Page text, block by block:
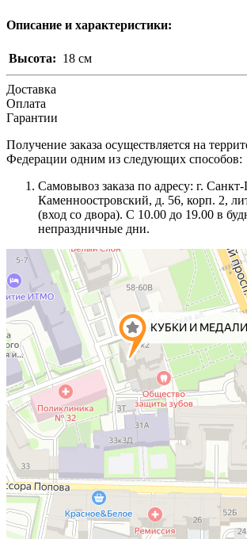
Описание и характеристики:
Высота: 18 см
Доставка
Оплата
Гарантии
Получение заказа осуществляется на
Федерации одним из следующих способов:
Самовывоз заказа по адресу: г. Санкт-
Каменноостровский, д. 56, корп. 2,
(вход со двора). С 10.00 до 19.00 в
непраздничные дни.